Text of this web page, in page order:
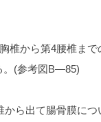
椎から第4腰椎ま
。(参考図B―85)
ら出て腸骨膜に